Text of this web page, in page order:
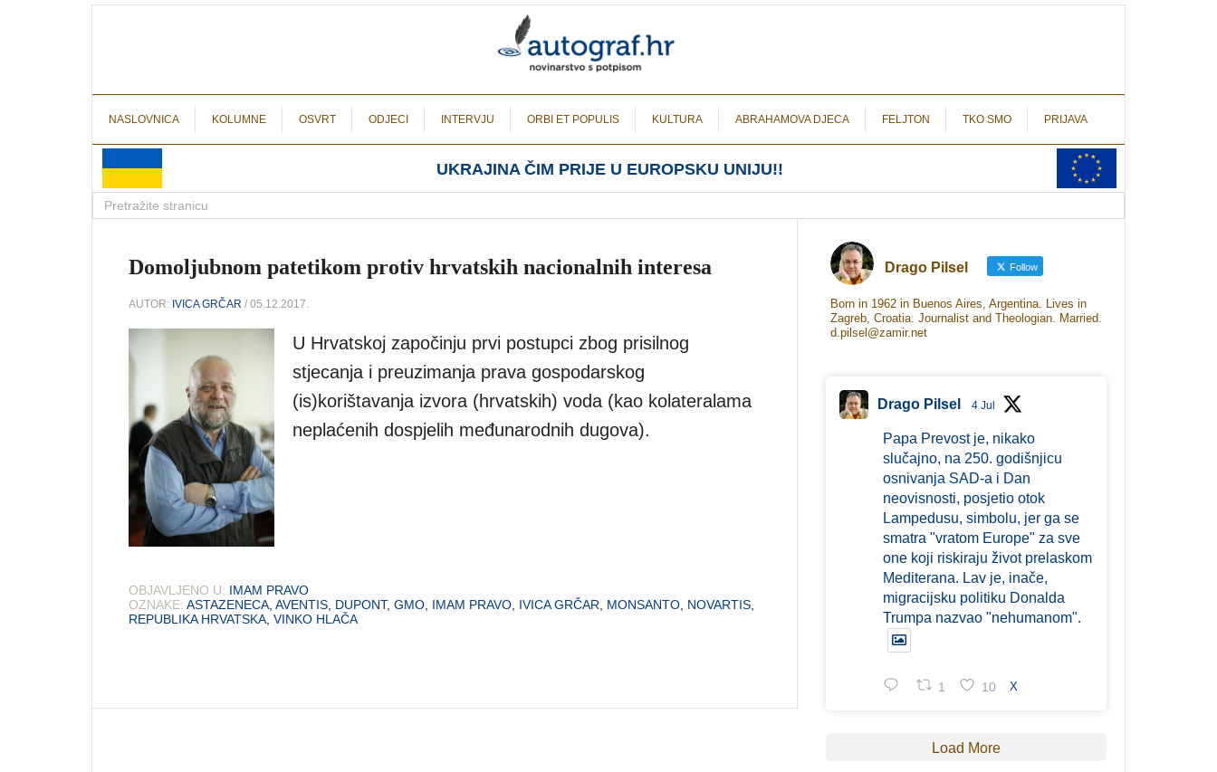
NASLOVNICA KOLUMNE OSVRT ODJECI INTERVJU ORBI ET POPULIS KULTURA ABRAHAMOVA DJECA FELJTON TKO SMO PRIJAVA
UKRAJINA ČIM PRIJE U EUROPSKU UNIJU!!
Domoljubnom patetikom protiv hrvatskih nacionalnih interesa
AUTOR: IVICA GRČAR / 05.12.2017.
U Hrvatskoj započinju prvi postupci zbog prisilnog
stjecanja i preuzimanja prava gospodarskog
(is)korištavanja izvora (hrvatskih) voda (kao kolateralama
neplaćenih dospjelih međunarodnih dugova).
OBJAVLJENO U: IMAM PRAVO
OZNAKE: ASTAZENECA, AVENTIS, DUPONT, GMO, IMAM PRAVO, IVICA GRČAR, MONSANTO, NOVARTIS,
REPUBLIKA HRVATSKA, VINKO HLAČA
Drago Pilsel Follow
Born in 1962 in Buenos Aires, Argentina. Lives in
Zagreb, Croatia. Journalist and Theologian. Married.
d.pilsel@zamir.net
Drago Pilsel 4 Jul
Papa Prevost je, nikako
slučajno, na 250. godišnjicu
osnivanja SAD-a i Dan
neovisnosti, posjetio otok
Lampedusu, simbolu, jer ga se
smatra "vratom Europe" za sve
one koji riskiraju život prelaskom
Mediterana. Lav je, inače,
migracijsku politiku Donalda
Trumpa nazvao "nehumanom".
1 10 X
Load More